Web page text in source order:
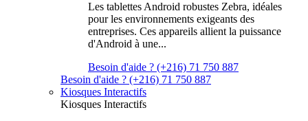
Les tablettes Android robustes Zebra, idéales
pour les environnements exigeants des
entreprises. Ces appareils allient la puissance
d'Android à une...
Besoin d'aide ? (+216) 71 750 887
Besoin d'aide ? (+216) 71 750 887
Kiosques Interactifs
Kiosques Interactifs